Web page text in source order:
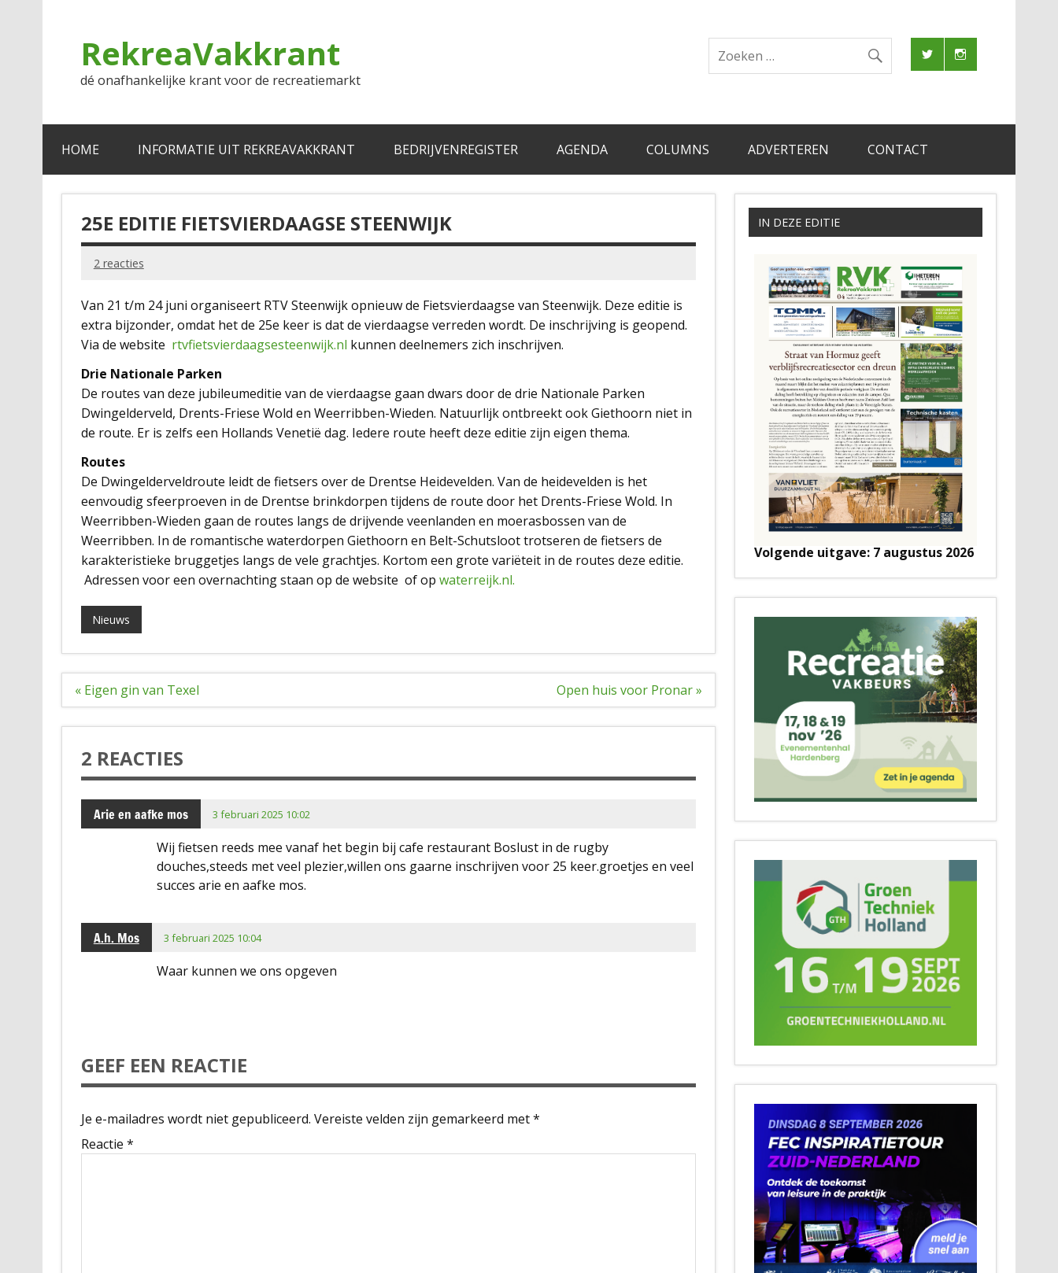
RekreaVakkrant
dé onafhankelijke krant voor de recreatiemarkt
HOME INFORMATIE UIT REKREAVAKKRANT BEDRIJVENREGISTER AGENDA COLUMNS ADVERTEREN CONTACT
25E EDITIE FIETSVIERDAAGSE STEENWIJK
2 reacties
Van 21 t/m 24 juni organiseert RTV Steenwijk opnieuw de Fietsvierdaagse van Steenwijk. Deze editie is
extra bijzonder, omdat het de 25e keer is dat de vierdaagse verreden wordt. De inschrijving is geopend.
Via de website rtvfietsvierdaagsesteenwijk.nl kunnen deelnemers zich inschrijven.
Drie Nationale Parken
De routes van deze jubileumeditie van de vierdaagse gaan dwars door de drie Nationale Parken
Dwingelderveld, Drents-Friese Wold en Weerribben-Wieden. Natuurlijk ontbreekt ook Giethoorn niet in
de route. Er is zelfs een Hollands Venetië dag. Iedere route heeft deze editie zijn eigen thema.
Routes
De Dwingelderveldroute leidt de fietsers over de Drentse Heidevelden. Van de heidevelden is het
eenvoudig sfeerproeven in de Drentse brinkdorpen tijdens de route door het Drents-Friese Wold. In
Weerribben-Wieden gaan de routes langs de drijvende veenlanden en moerasbossen van de
Weerribben. In de romantische waterdorpen Giethoorn en Belt-Schutsloot trotseren de fietsers de
karakteristieke bruggetjes langs de vele grachtjes. Kortom een grote variëteit in de routes deze editie.
Adressen voor een overnachting staan op de website of op waterreijk.nl.
Nieuws
Bericht
navigatie
« Eigen gin van Texel Open huis voor Pronar »
2 REACTIES
Arie en aafke mos 3 februari 2025 10:02
Wij fietsen reeds mee vanaf het begin bij cafe restaurant Boslust in de rugby
douches,steeds met veel plezier,willen ons gaarne inschrijven voor 25 keer.groetjes en veel
succes arie en aafke mos.
A.h. Mos 3 februari 2025 10:04
Waar kunnen we ons opgeven
GEEF EEN REACTIE
Je e-mailadres wordt niet gepubliceerd. Vereiste velden zijn gemarkeerd met*
Reactie *
IN DEZE EDITIE
Volgende uitgave: 7 augustus 2026